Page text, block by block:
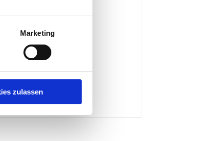
Marketing
zulassen